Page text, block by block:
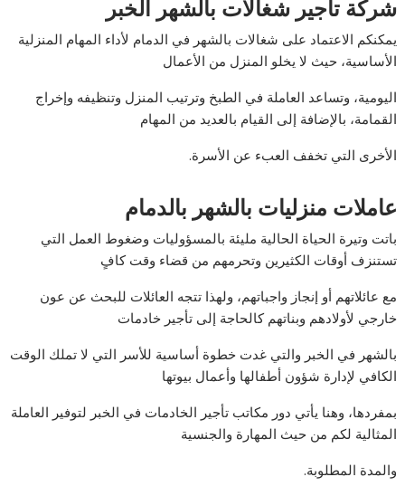
شركة تأجير شغالات بالشهر الخبر
يمكنكم الاعتماد على شغالات بالشهر في الدمام لأداء المهام المنزلية
الأساسية، حيث لا يخلو المنزل من الأعمال
اليومية، وتساعد العاملة في الطبخ وترتيب المنزل وتنظيفه وإخراج
القمامة، بالإضافة إلى القيام بالعديد من المهام
الأخرى التي تخفف العبء عن الأسرة.
عاملات منزليات بالشهر بالدمام
باتت وتيرة الحياة الحالية مليئة بالمسؤوليات وضغوط العمل التي
تستنزف أوقات الكثيرين وتحرمهم من قضاء وقت كافٍ
مع عائلاتهم أو إنجاز واجباتهم، ولهذا تتجه العائلات للبحث عن عون
خارجي لأولادهم وبناتهم كالحاجة إلى تأجير خادمات
بالشهر في الخبر والتي غدت خطوة أساسية للأسر التي لا تملك الوقت
الكافي لإدارة شؤون أطفالها وأعمال بيوتها
بمفردها، وهنا يأتي دور مكاتب تأجير الخادمات في الخبر لتوفير العاملة
المثالية لكم من حيث المهارة والجنسية
والمدة المطلوبة.